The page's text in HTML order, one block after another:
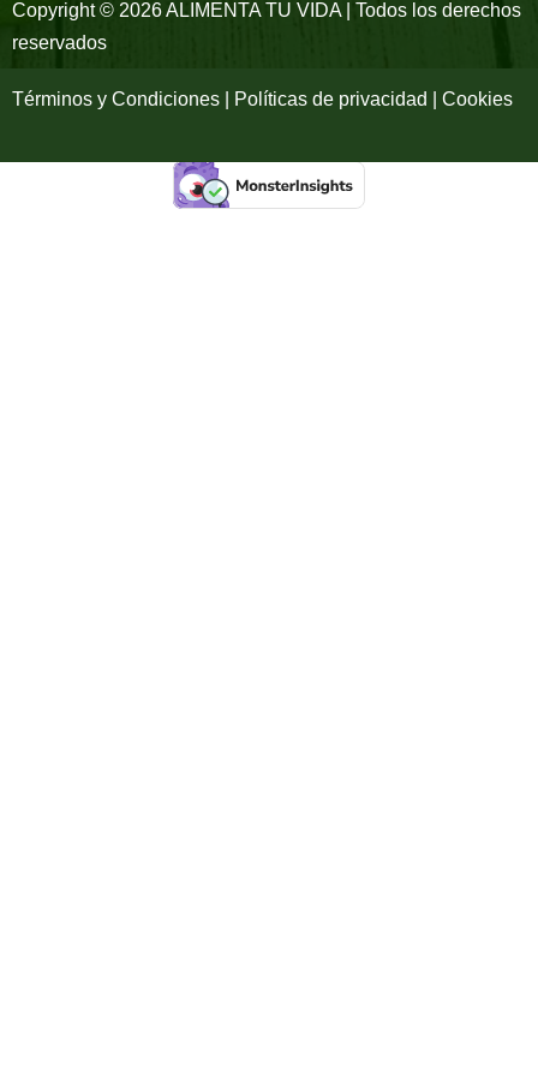
-
m
Copyright © 2026 ALIMENTA TU VIDA | Todos los derechos
reservados
Términos y Condiciones | Políticas de privacidad | Cookies